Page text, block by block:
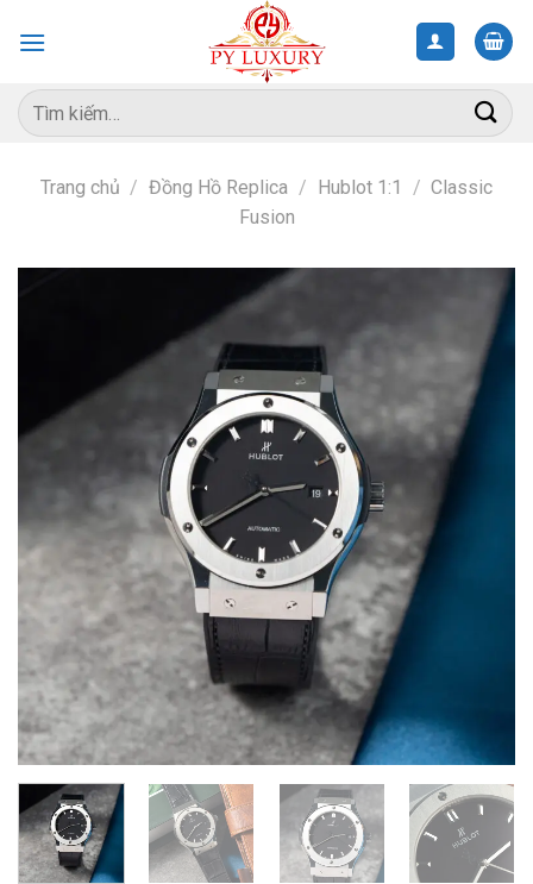
Tìm
kiếm:
Trang chủ / Đồng Hồ Replica / Hublot 1:1 / Classic
Fusion